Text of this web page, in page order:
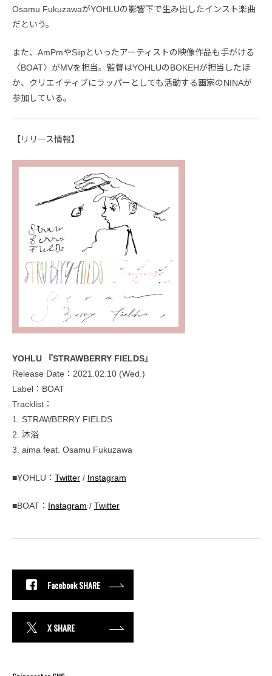
Osamu FukuzawaがYOHLUの影響下で生み出したインスト楽曲
だという。
また、AmPmやSiipといったアーティストの映像作品も手がける
〈BOAT〉がMVを担当。監督はYOHLUのBOKEHが担当したほ
か、クリエイティブにラッパーとしても活動する画家のNINAが
参加している。
【リリース情報】
YOHLU 『STRAWBERRY FIELDS』
Release Date：2021.02.10 (Wed.)
Label：BOAT
Tracklist：
1. STRAWBERRY FIELDS
2. 沐浴
3. aima feat. Osamu Fukuzawa
■YOHLU： Twitter / Instagram
■BOAT： Instagram / Twitter
Facebook SHARE
X SHARE